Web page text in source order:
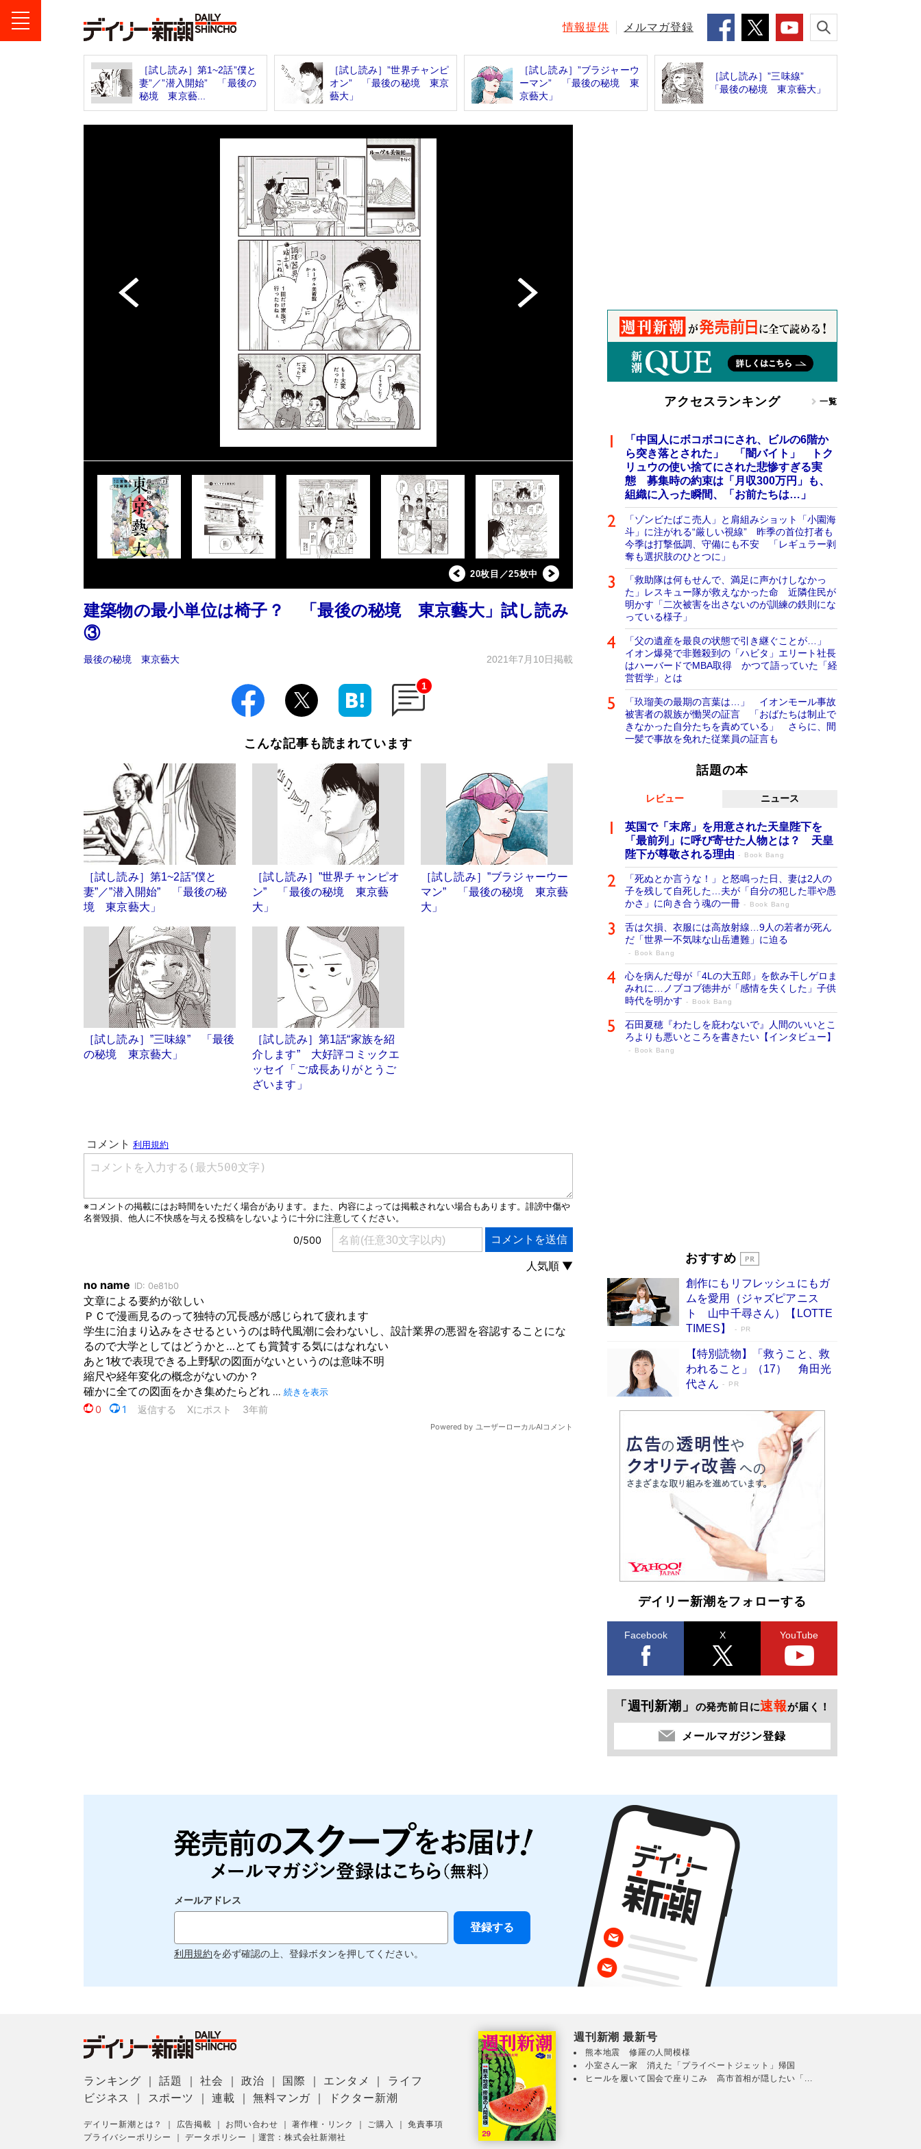
情報提供 メルマガ登録
［試し読み］第1~2話”僕と
妻”／”潜入開始” 「最後の
秘境 東京藝...
［試し読み］”世界チャンピ
オン” 「最後の秘境 東京
藝大」
［試し読み］”ブラジャーウ
ーマン” 「最後の秘境 東
京藝大」
［試し読み］”三味線”
「最後の秘境 東京藝大」
20枚目／25枚中
建築物の最小単位は椅子？ 「最後の秘境 東京藝大」試し読み
③
最後の秘境 東京藝大 2021年7月10日掲載
1
こんな記事も読まれています
［試し読み］第1~2話”僕と
妻”／”潜入開始” 「最後の秘
境 東京藝大」
［試し読み］”世界チャンピオ
ン” 「最後の秘境 東京藝
大」
［試し読み］”ブラジャーウー
マン” 「最後の秘境 東京藝
大」
［試し読み］”三味線” 「最後
の秘境 東京藝大」
［試し読み］第1話“家族を紹
介します” 大好評コミックエ
ッセイ「ご成長ありがとうご
ざいます」
アクセスランキング 一覧
「中国人にボコボコにされ、ビルの6階か
ら突き落とされた」 「闇バイト」 トク
リュウの使い捨てにされた悲惨すぎる実
態 募集時の約束は「月収300万円」も、
組織に入った瞬間、「お前たちは…」
「ゾンビたばこ売人」と肩組みショット「小園海
斗」に注がれる“厳しい視線” 昨季の首位打者も
今季は打撃低調、守備にも不安 「レギュラー剥
奪も選択肢のひとつに」
「救助隊は何もせんで、満足に声かけしなかっ
た」レスキュー隊が救えなかった命 近隣住民が
明かす「二次被害を出さないのが訓練の鉄則にな
っている様子」
「父の遺産を最良の状態で引き継ぐことが…」
イオン爆発で非難殺到の「ハビタ」エリート社長
はハーバードでMBA取得 かつて語っていた「経
営哲学」とは
「玖瑠美の最期の言葉は…」 イオンモール事故
被害者の親族が慟哭の証言 「おばたちは制止で
きなかった自分たちを責めている」 さらに、間
一髪で事故を免れた従業員の証言も
話題の本
レビュー ニュース
英国で「末席」を用意された天皇陛下を
「最前列」に呼び寄せた人物とは？ 天皇
陛下が尊敬される理由
Book Bang
「死ぬとか言うな！」と怒鳴った日、妻は2人の
子を残して自死した…夫が「自分の犯した罪や愚
かさ」に向き合う魂の一冊
Book Bang
舌は欠損、衣服には高放射線…9人の若者が死ん
だ「世界一不気味な山岳遭難」に迫る
Book Bang
心を病んだ母が「4Lの大五郎」を飲み干しゲロま
みれに…ノブコブ徳井が「感情を失くした」子供
時代を明かす
Book Bang
石田夏穂『わたしを庇わないで』人間のいいとこ
ろよりも悪いところを書きたい【インタビュー】
Book Bang
「『火垂るの墓』は、大嘘である」原作者が抱き
続けた“自責の念”とは…「自己憐憫は描きたくな
い」監督が徹底的にこだわったこと（後編） #
戦争の記憶
Book Bang
おすすめ
創作にもリフレッシュにもガ
ムを愛用（ジャズピアニス
ト 山中千尋さん）【LOTTE
TIMES】
PR
【特別読物】「救うこと、救
われること」（17） 角田光
代さん
PR
デイリー新潮をフォローする
Facebook X YouTube
「週刊新潮」 の発売前日に速報が届く！
メールマガジン登録
メールアドレス
利用規約を必ず確認の上、登録ボタンを押してください。
ランキング ｜話題 ｜社会 ｜政治 国際 エンタメ
ライフ
ビジネス
スポーツ ｜連載 ｜無料マンガ ドクター新潮
デイリー新潮とは？ 広告掲載 お問い合わせ ｜著作権・リンク ご購入 ｜免責事項
プライバシーポリシー
｜データポリシー 運営：株式会社新潮社
週刊新潮 最新号
熊本地震 修羅の人間模様
小室さん一家 消えた「プライベートジェット」帰国
ヒールを履いて国会で座りこみ 高市首相が隠したい「...